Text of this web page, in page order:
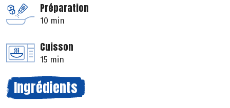
Préparation
10 min
Cuisson
15 min
Ingrédients